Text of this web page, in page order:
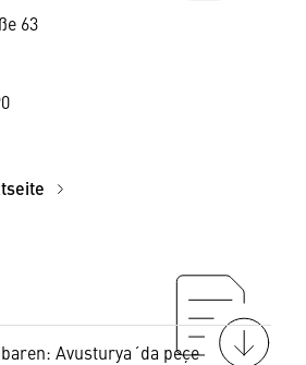
63
Avusturya´da peçe